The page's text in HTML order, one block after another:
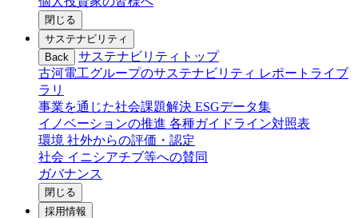
閉じる
サステナビリティ
Back
サステナビリティトップ
古河電工グループのサステナビリティ レポートライブ
ラリ
事業を通じた社会課題解決 ESGデータ集
イノベーションの推進 各種ガイドライン対照表
環境 社外からの評価・認定
社会 イニシアチブ等への賛同
ガバナンス
閉じる
採用情報